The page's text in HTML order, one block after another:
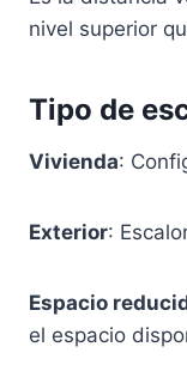
nivel superior
Tipo de
Vivienda:
Exterior:
Espacio
el espacio